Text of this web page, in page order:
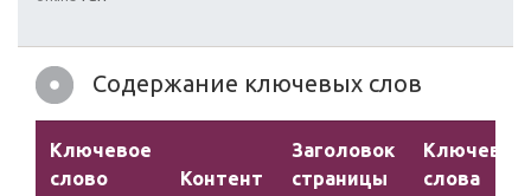
Содержание ключевых слов
Ключевое
слово
Контент
Заголовок
страницы
Ключевые
слова